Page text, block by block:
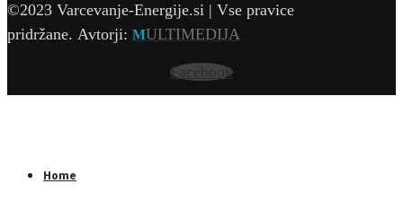
©2023 Varcevanje-Energije.si | Vse pravice
pridržane. Avtorji: MULTIMEDIJA
Facebook
Home